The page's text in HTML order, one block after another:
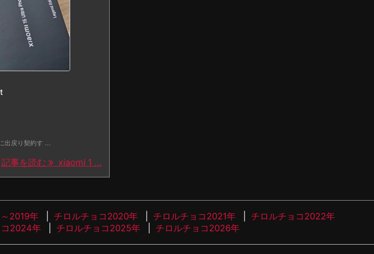
出戻り契約す ...
記事を読む xiaomi 1 ...
2019年 チロルチョコ2020年 チロルチョコ2021年
チロルチョコ2022年
コ2024年 チロルチョコ2025年 チロルチョコ2026年